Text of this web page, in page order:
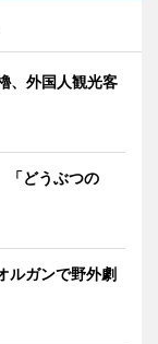
、外国人観光客
どうぶつの
ルガンで野外劇